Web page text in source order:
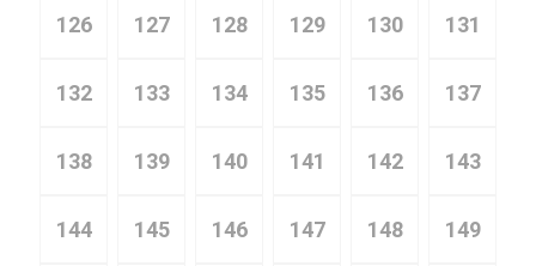
126 127 128 129 130 131
132 133 134 135 136 137
138 139 140 141 142 143
144 145 146 147 148 149